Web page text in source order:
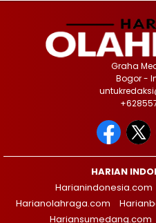
Graha
Bogor -
HARIAN
Harianindonesia.com
Harianolahraga.com
Hariansumedang.com